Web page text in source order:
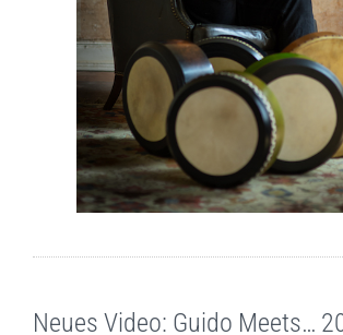
Neues Video: Guido Meets…